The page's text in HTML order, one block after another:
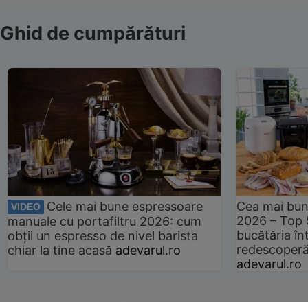
Ghid de cumpărături
VIDEO
Cele mai bune espressoare
manuale cu portafiltru 2026: cum
obții un espresso de nivel barista
chiar la tine acasă adevarul.ro
Cea mai
2026 –
bucătăria
adevarul.ro